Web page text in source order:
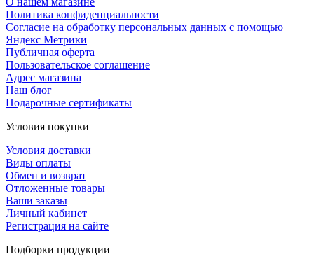
Политика конфиденциальности
Согласие на обработку персональных данных с помощью
Яндекс Метрики
Публичная оферта
Пользовательское соглашение
Адрес магазина
Наш блог
Подарочные сертификаты
Условия покупки
Условия доставки
Виды оплаты
Обмен и возврат
Отложенные товары
Ваши заказы
Личный кабинет
Регистрация на сайте
Подборки продукции